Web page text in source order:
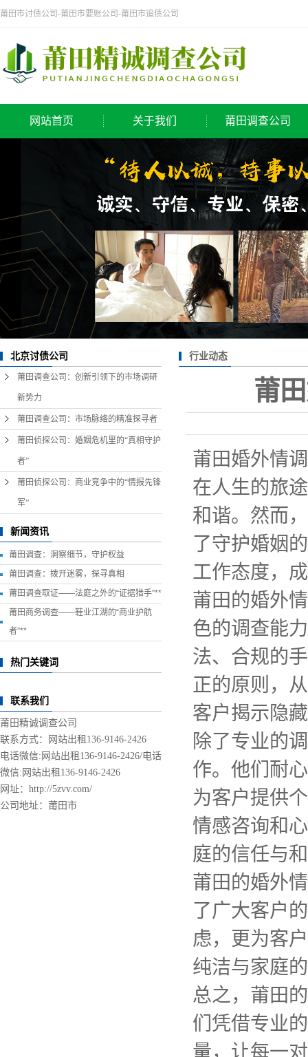
莆田市讨债公司-莆田市要账公司-莆田市追债公司
网站首页 关于我们
公司简介
莆田调查公司
莆田调查公司
侦探公司
调查公司
取证公司
寻人公司
北京讨债公司
莆田调查公司：创新引领下的市场调研
新势力
莆田调查公司：市场脉络的精准探寻者
莆田侦探公司：婚姻危机里的“真相守护
者”
莆田侦探公司：商业竞争中的“情报先锋
军”
新闻资讯
莆田调查：洞察细节，守护权益
莆田调查：拨开迷雾，探寻真相
莆田调查取证——法庭之外的“证据猎手”**
莆田商务调查——鞋业江湖的“商业护航
者”**
热门关键词
联系我们
莆田精诚调查公司
联系方式：网站出租136-9146-2426
电话微信:网站出租136-9146-2426/电话
微信:网站出租136-9146-2426
网址：http://5zvv.com/
公司地址：莆田市
行业动态
莆
莆田婚外情
在人生的旅
和谐。然而
了守护婚姻
工作态度，
莆田的婚外
色的调查能
法、合规的
正的原则，
客户揭示隐
除了专业的
作。他们耐
为客户提供
情感咨询和
庭的信任与
莆田的婚外
了广大客户
虑，更为客
纯洁与家庭
总之，莆田
们凭借专业
量，让每一